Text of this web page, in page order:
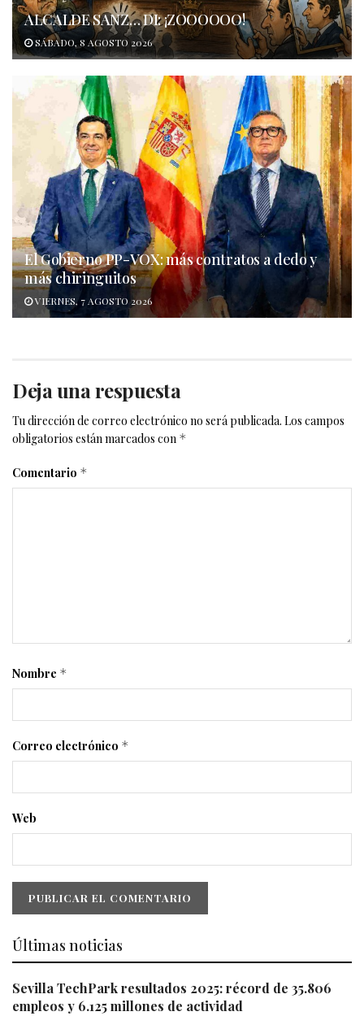
ALCALDE SANZ… DI: ¡ZOOOOOO!
SÁBADO, 8 AGOSTO 2026
El Gobierno PP-VOX: más contratos a dedo y
más chiringuitos
VIERNES, 7 AGOSTO 2026
Deja una respuesta
Tu dirección de correo electrónico no será publicada. Los campos
obligatorios están marcados con *
Comentario *
Nombre *
Correo electrónico *
Web
Últimas noticias
Sevilla TechPark resultados 2025: récord de 35.806
empleos y 6.125 millones de actividad